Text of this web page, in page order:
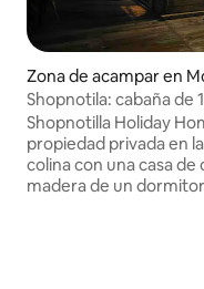
Zona de acampar en
ct
Shopnotila: cabaña de
zona de acampada
Shopnotilla Holiday
propiedad privada en
colina con una casa de
madera de un